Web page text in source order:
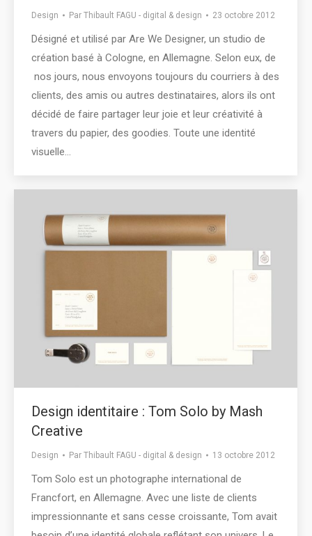
Design Par Thibault FAGU - digital & design 23 octobre 2012
Désigné et utilisé par Are We Designer, un studio de
création basé à Cologne, en Allemagne. Selon eux, de
nos jours, nous envoyons toujours du courriers à des
clients, des amis ou autres destinataires, alors ils ont
décidé de faire partager leur joie et leur créativité à
travers du papier, des goodies. Toute une identité
visuelle…
Design identitaire : Tom Solo by Mash
Creative
Design Par Thibault FAGU - digital & design 13 octobre 2012
Tom Solo est un photographe international de
Francfort, en Allemagne. Avec une liste de clients
impressionnante et sans cesse croissante, Tom avait